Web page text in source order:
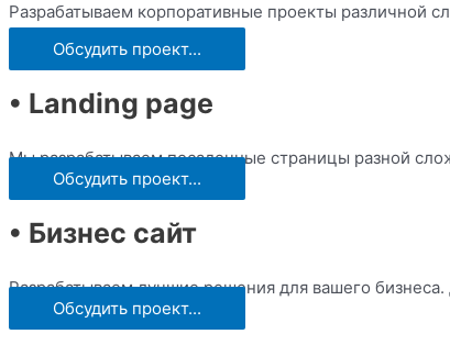
Разрабатываем корпоративные проекты различной
Обсудить проект...
• Landing page
Мы разрабатываем посадочные страницы разной
Обсудить проект...
• Бизнес сайт
Разрабатываем лучшие решения для вашего
Обсудить проект...